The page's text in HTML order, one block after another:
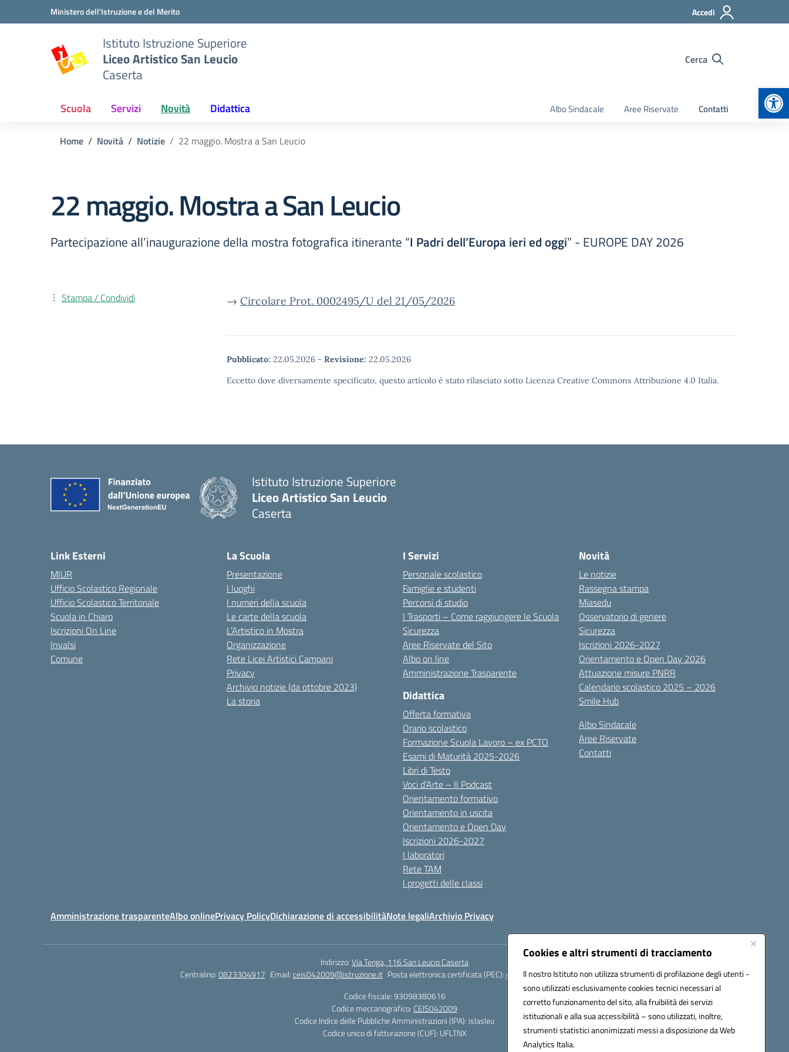
Cookies e altri strumenti di tracciamento
Il nostro Istituto non utilizza strumenti di profilazione degli utenti -
sono utilizzati esclusivamente cookies tecnici necessari al
corretto funzionamento del sito, alla fruibilità dei servizi
istituzionali e alla sua accessibilità – sono utilizzati, inoltre,
strumenti statistici anonimizzati messi a disposizione da Web
Analytics Italia.
Vai ai contenuti
Vai al menu di navigazioneMinistero dell'Istruzione e del Merito Accedi
Istituto Istruzione Superiore
Liceo Artistico San Leucio
Caserta
Cerca
Scuola Servizi Novità Didattica Albo Sindacale Aree Riservate Contatti
Home Novità Notizie 22 maggio. Mostra a San Leucio
22 maggio. Mostra a San Leucio
Partecipazione all’inaugurazione della mostra fotografica itinerante “I Padri dell’Europa ieri ed oggi” - EUROPE DAY 2026
→ Circolare Prot. 0002495/U del 21/05/2026
Pubblicato: 22.05.2026 - Revisione: 22.05.2026
Eccetto dove diversamente specificato, questo articolo è stato rilasciato sotto Licenza Creative Commons Attribuzione 4.0 Italia.
Stampa / Condividi
Istituto Istruzione Superiore
Liceo Artistico San Leucio
Caserta
Link Esterni
MIUR
Ufficio Scolastico Regionale
Ufficio Scolastico Territoriale
Scuola in Chiaro
Iscrizioni On Line
Invalsi
Comune
La Scuola
Presentazione
I luoghi
I numeri della scuola
Le carte della scuola
L’Artistico in Mostra
Organizzazione
Rete Licei Artistici Campani
Privacy
Archivio notizie (da ottobre 2023)
La storia
I Servizi
Personale scolastico
Famiglie e studenti
Percorsi di studio
I Trasporti – Come raggiungere le Scuola
Sicurezza
Aree Riservate del Sito
Albo on line
Amministrazione Trasparente
Didattica
Offerta formativa
Orario scolastico
Formazione Scuola Lavoro – ex PCTO
Esami di Maturità 2025-2026
Libri di Testo
Voci d’Arte – Il Podcast
Orientamento formativo
Orientamento in uscita
Orientamento e Open Day
Iscrizioni 2026-2027
I laboratori
Rete TAM
I progetti delle classi
Novità
Le notizie
Rassegna stampa
Miasedu
Osservatorio di genere
Sicurezza
Iscrizioni 2026-2027
Orientamento e Open Day 2026
Attuazione misure PNRR
Calendario scolastico 2025 – 2026
Smile Hub
Albo Sindacale
Aree Riservate
Contatti
Amministrazione trasparenteAlbo onlinePrivacy PolicyDichiarazione di accessibilitàNote legaliArchivio Privacy
Indirizzo:Via Tenga, 116 San Leucio Caserta
Centralino:0823304917 Email:ceis042009@istruzione.it Posta elettronica certificata (PEC):ceis042009@pec.istruzione.it
Codice fiscale: 93098380616
Codice meccanografico: CEIS042009
Codice Indice delle Pubbliche Amministrazioni (IPA): islasleu
Codice unico di fatturazione (CUF): UFLTNX